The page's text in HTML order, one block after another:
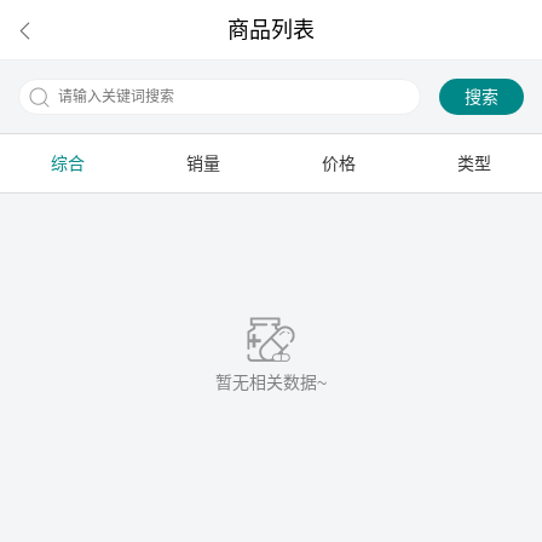
商品列表
搜索
综合 销量 价格 类型
暂无相关数据~